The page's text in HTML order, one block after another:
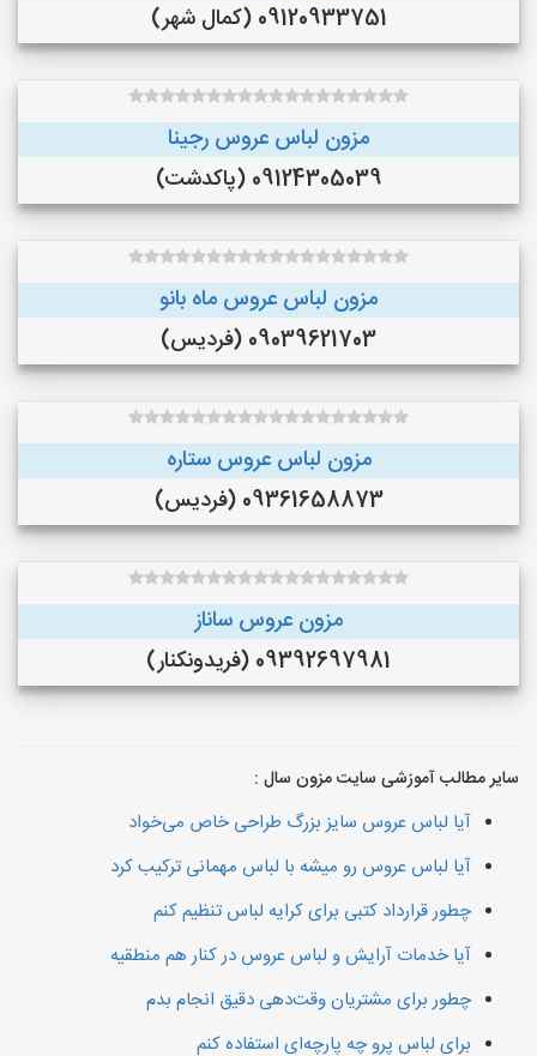
09120933751 (کمال شهر)
مزون لباس عروس رجینا
09124305039 (پاکدشت)
مزون لباس عروس ماه بانو
09039621703 (فردیس)
مزون لباس عروس ستاره
09361658873 (فردیس)
مزون عروس ساناز
09392697981 (فريدونكنار)
سایر مطالب آموزشی سایت مزون سال :
آیا لباس عروس سایز بزرگ طراحی خاص می‌خواد
آیا لباس عروس رو میشه با لباس مهمانی ترکیب کرد
چطور قرارداد کتبی برای کرایه لباس تنظیم کنم
آیا خدمات آرایش و لباس عروس در کنار هم منطقیه
چطور برای مشتریان وقت‌دهی دقیق انجام بدم
برای لباس پرو چه پارچه‌ای استفاده کنم